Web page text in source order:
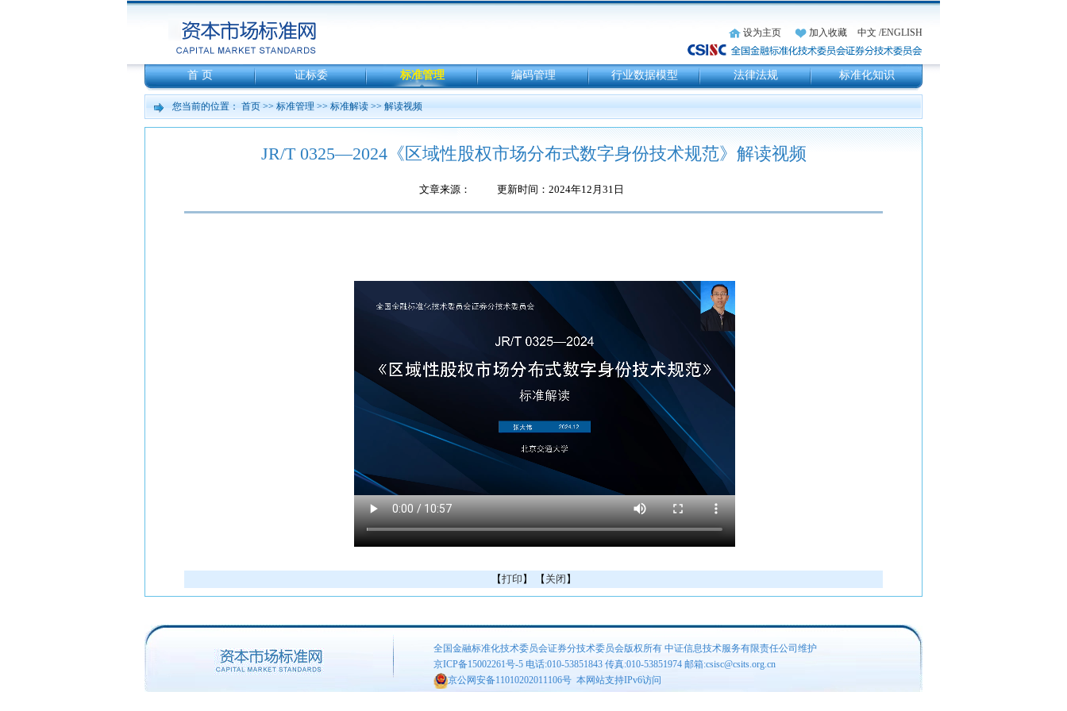
设为主页 加入收藏 中文 /ENGLISH
首 页 证标委 标准管理 编码管理 行业数据模型 法律法规 标准化知识
您当前的位置： 首页 >> 标准管理 >> 标准解读 >> 解读视频
JR/T 0325—2024《区域性股权市场分布式数字身份技术规范》解读视频
文章来源： 更新时间：2024年12月31日
【打印 】 【 关闭 】
全国金融标准化技术委员会证券分技术委员会版权所有 中证信息技术服务有限责任公司维护
京ICP备15002261号-5电话:010-53851843 传真:010-53851974 邮箱:csisc@csits.org.cn
京公网安备11010202011106号本网站支持IPv6访问